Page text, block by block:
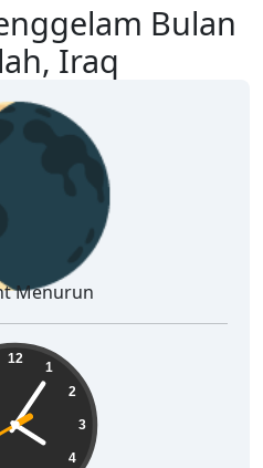
Bulan
Iraq
Menurun
12
1
2
3
4